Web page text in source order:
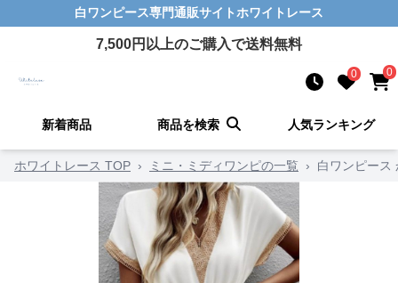
白ワンピース専門通販サイトホワイトレース
7,500円以上のご購入で送料無料
0 0
新着商品 商品を検索 人気ランキング
ホワイトレース TOP › ミニ・ミディワンピの一覧 › 白ワンピース